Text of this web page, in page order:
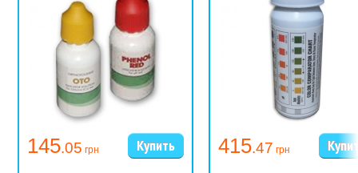
145.05 грн 415.47 грн